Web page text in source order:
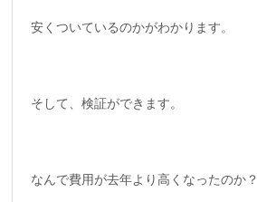
安くついているのかがわかります。
そして、検証ができます。
なんで費用が去年より高くなったのか？